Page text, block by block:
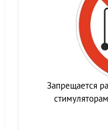
Запрещается